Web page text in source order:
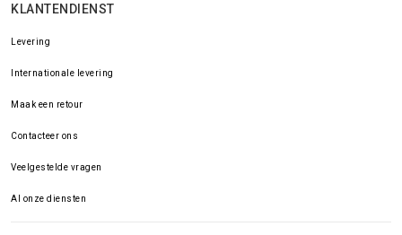
KLANTENDIENST
Levering
Internationale levering
Maak een retour
Contacteer ons
Veelgestelde vragen
Al onze diensten